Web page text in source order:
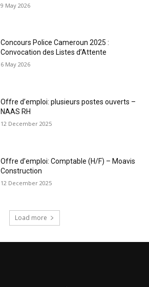
9 May 2026
Concours Police Cameroun 2025 :
Convocation des Listes d’Attente
6 May 2026
Offre d’emploi: plusieurs postes ouverts –
NAAS RH
12 December 2025
Offre d’emploi: Comptable (H/F) – Moavis
Construction
12 December 2025
Load more